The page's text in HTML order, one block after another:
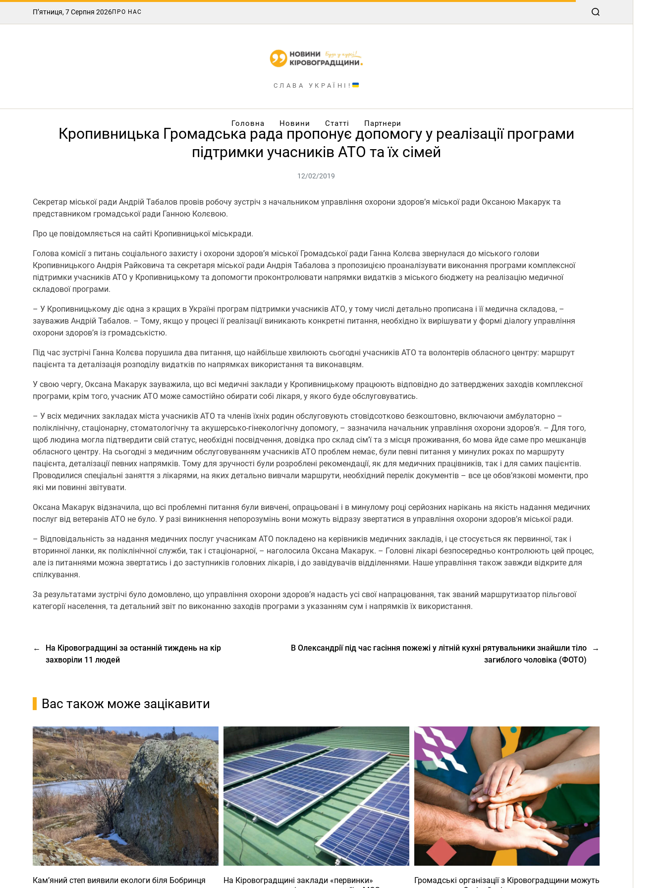
П’ятниця, 7 Серпня 2026ПРО НАС
СЛАВА УКРАЇНІ!
Головна Новини Статті Партнери
Кропивницька Громадська рада пропонує допомогу у реалізації програми
підтримки учасників АТО та їх сімей
12/02/2019
Секретар міської ради Андрій Табалов провів робочу зустріч з начальником управління охорони здоров’я міської ради Оксаною Макарук та
представником громадської ради Ганною Колєвою.
Про це повідомляється на сайті Кропивницької міськради.
Голова комісії з питань соціального захисту і охорони здоров’я міської Громадської ради Ганна Колєва звернулася до міського голови
Кропивницького Андрія Райковича та секретаря міської ради Андрія Табалова з пропозицією проаналізувати виконання програми комплексної
підтримки учасників АТО у Кропивницькому та допомогти проконтролювати напрямки видатків з міського бюджету на реалізацію медичної
складової програми.
– У Кропивницькому діє одна з кращих в Україні програм підтримки учасників АТО, у тому числі детально прописана і її медична складова, –
зауважив Андрій Табалов. – Тому, якщо у процесі її реалізації виникають конкретні питання, необхідно їх вирішувати у формі діалогу управління
охорони здоров’я із громадськістю.
Під час зустрічі Ганна Колєва порушила два питання, що найбільше хвилюють сьогодні учасників АТО та волонтерів обласного центру: маршрут
пацієнта та деталізація розподілу видатків по напрямках використання та виконавцям.
У свою чергу, Оксана Макарук зауважила, що всі медичні заклади у Кропивницькому працюють відповідно до затверджених заходів комплексної
програми, крім того, учасник АТО може самостійно обирати собі лікаря, у якого буде обслуговуватись.
– У всіх медичних закладах міста учасників АТО та членів їхніх родин обслуговують стовідсотково безкоштовно, включаючи амбулаторно –
поліклінічну, стаціонарну, стоматологічну та акушерсько-гінекологічну допомогу, – зазначила начальник управління охорони здоров’я. – Для того,
щоб людина могла підтвердити свій статус, необхідні посвідчення, довідка про склад сім’ї та з місця проживання, бо мова йде саме про мешканців
обласного центру. На сьогодні з медичним обслуговуванням учасників АТО проблем немає, були певні питання у минулих роках по маршруту
пацієнта, деталізації певних напрямків. Тому для зручності були розроблені рекомендації, як для медичних працівників, так і для самих пацієнтів.
Проводилися спеціальні заняття з лікарями, на яких детально вивчали маршрути, необхідний перелік документів – все це обов’язкові моменти, про
які ми повинні звітувати.
Оксана Макарук відзначила, що всі проблемні питання були вивчені, опрацьовані і в минулому році серйозних нарікань на якість надання медичних
послуг від ветеранів АТО не було. У разі виникнення непорозумінь вони можуть відразу звертатися в управління охорони здоров’я міської ради.
– Відповідальність за надання медичних послуг учасникам АТО покладено на керівників медичних закладів, і це стосується як первинної, так і
вторинної ланки, як поліклінічної служби, так і стаціонарної, – наголосила Оксана Макарук. – Головні лікарі безпосередньо контролюють цей процес,
але із питаннями можна звертатись і до заступників головних лікарів, і до завідувачів відділеннями. Наше управління також завжди відкрите для
спілкування.
За результатами зустрічі було домовлено, що управління охорони здоров’я надасть усі свої напрацювання, так званий маршрутизатор пільгової
категорії населення, та детальний звіт по виконанню заходів програми з указанням сум і напрямків їх використання.
←
На Кіровоградщині за останній тиждень на кір
захворіли 11 людей
→
В Олександрії під час гасіння пожежі у літній кухні рятувальники знайшли тіло
загиблого чоловіка (ФОТО)
Вас також може зацікавити
Кам’яний степ виявили екологи біля Бобринця
На Кіровоградщині заклади «первинки»
Громадські організації з Кіровоградщини можуть